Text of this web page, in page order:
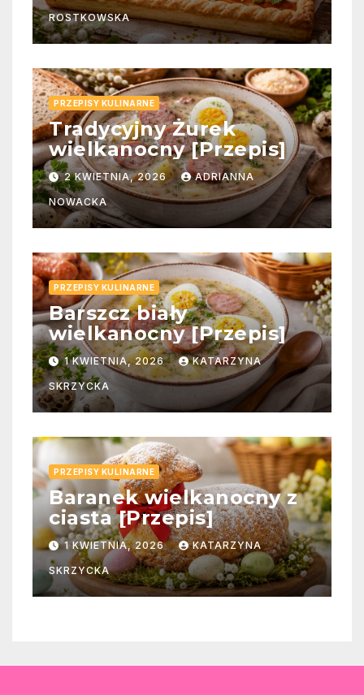
ROSTKOWSKA
PRZEPISY KULINARNE
Tradycyjny Żurek
wielkanocny [Przepis]
2 KWIETNIA, 2026 ADRIANNA
NOWACKA
PRZEPISY KULINARNE
Barszcz biały
wielkanocny [Przepis]
1 KWIETNIA, 2026 KATARZYNA
SKRZYCKA
PRZEPISY KULINARNE
Baranek wielkanocny z
ciasta [Przepis]
1 KWIETNIA, 2026 KATARZYNA
SKRZYCKA